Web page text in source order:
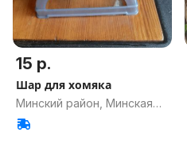
15 р.
Шар для хомяка
Минский район, Минская
обл.